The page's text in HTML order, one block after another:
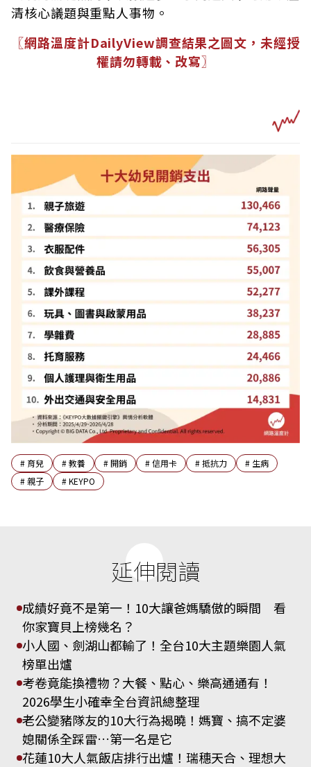
清核心議題與重點人事物。
〖網路溫度計DailyView調查結果之圖文，未經授
權請勿轉載、改寫〗
# 育兒 #教養 #開銷 #信用卡 #抵抗力 # 生病
#親子 #KEYPO
延伸閱讀
成績好竟不是第一！10大讓爸媽驕傲的瞬間 看
你家寶貝上榜幾名？
小人國、劍湖山都輸了！全台10大主題樂園人氣
榜單出爐
考卷竟能換禮物？大餐、點心、樂高通通有！
2026學生小確幸全台資訊總整理
老公變豬隊友的10大行為揭曉！媽寶、搞不定婆
媳關係全踩雷…第一名是它
花蓮10大人氣飯店排行出爐！瑞穗天合、理想大